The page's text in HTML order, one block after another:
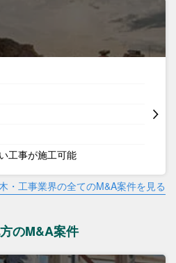
工事が施工可能
・工事業界の全てのM&A案件を見る
のM&A案件